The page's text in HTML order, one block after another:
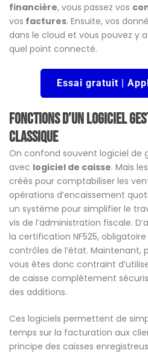
financière, vous passez vos
vos factures. Ensuite, vos
dans le cloud et vous pouvez y
quel point connecté.
Essai gratuit |
Fonctions d’un logiciel
classique
On confond souvent logiciel de
avec logiciel de caisse. Mais
créés pour comptabiliser les
opérations d’encaissement
un système pour simplifier le
vis de l’administration fiscale.
la certification NF525,
contrôles de l’état. Maintenant,
vous êtes donc contraint
de caisse complètement
des additions.
Ces logiciels permettent de
temps sur la facturation aux
principe des caisses